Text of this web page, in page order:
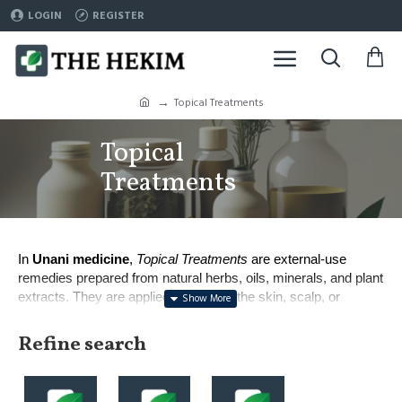
LOGIN REGISTER
Topical Treatments
Topical
Treatments
In Unani medicine, Topical Treatments are external-use
remedies prepared from natural herbs, oils, minerals, and plant
extracts. They are applied directly on the skin, scalp, or
These formulations are designed to soothe, heal, and
disturbing the internal balance.
Refine search